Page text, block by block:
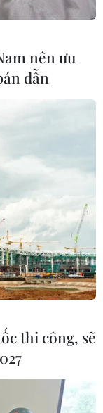
nên ưu
dẫn
thi công, sẽ